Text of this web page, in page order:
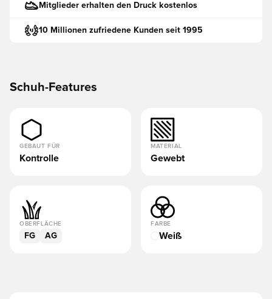
Mitglieder erhalten den Druck kostenlos
10 Millionen zufriedene Kunden seit 1995
Schuh-Features
GEBAUT FÜR
Kontrolle
MATERIAL
Gewebt
OBERFLÄCHE
FG AG
FARBE
Weiß